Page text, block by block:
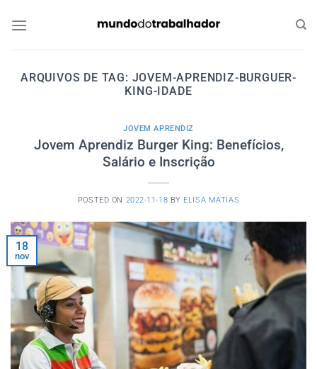
ARQUIVOS DE TAG: JOVEM-APRENDIZ-BURGUER-
KING-IDADE
JOVEM APRENDIZ
Jovem Aprendiz Burger King: Benefícios,
Salário e Inscrição
POSTED ON 2022-11-18 BY ELISA MATIAS
18
nov